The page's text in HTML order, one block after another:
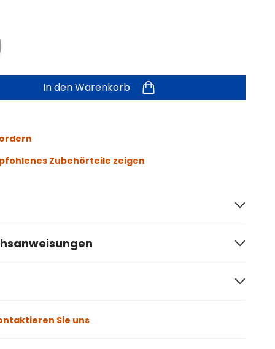
In den Warenkorb
Zubehörteile zeigen
Sie uns